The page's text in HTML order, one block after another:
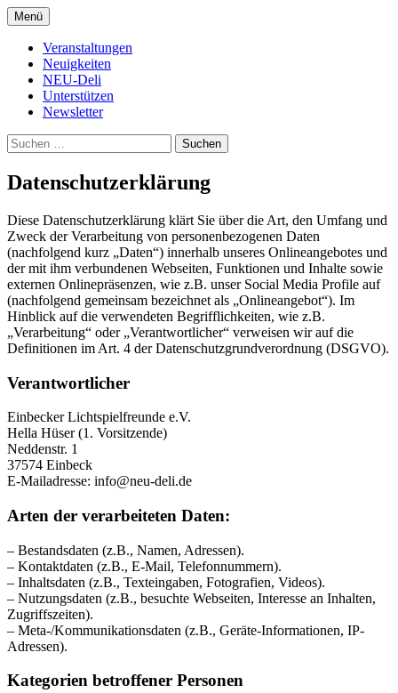
Zum
Inhalt
springen
NeuDeli Einbeck
Menü
Veranstaltungen
Neuigkeiten
NEU-Deli
Unterstützen
Newsletter
Suchen
nach:
Datenschutzerklärung
Diese Datenschutzerklärung klärt Sie über die Art, den Umfang und
Zweck der Verarbeitung von personenbezogenen Daten
(nachfolgend kurz „Daten“) innerhalb unseres Onlineangebotes und
der mit ihm verbundenen Webseiten, Funktionen und Inhalte sowie
externen Onlinepräsenzen, wie z.B. unser Social Media Profile auf
(nachfolgend gemeinsam bezeichnet als „Onlineangebot“). Im
Hinblick auf die verwendeten Begrifflichkeiten, wie z.B.
„Verarbeitung“ oder „Verantwortlicher“ verweisen wir auf die
Definitionen im Art. 4 der Datenschutzgrundverordnung (DSGVO).
Verantwortlicher
Einbecker Lichtspielfreunde e.V.
Hella Hüser (1. Vorsitzende)
Neddenstr. 1
37574 Einbeck
E-Mailadresse: info@neu-deli.de
Arten der verarbeiteten Daten:
– Bestandsdaten (z.B., Namen, Adressen).
– Kontaktdaten (z.B., E-Mail, Telefonnummern).
– Inhaltsdaten (z.B., Texteingaben, Fotografien, Videos).
– Nutzungsdaten (z.B., besuchte Webseiten, Interesse an Inhalten,
Zugriffszeiten).
– Meta-/Kommunikationsdaten (z.B., Geräte-Informationen, IP-
Adressen).
Kategorien betroffener Personen